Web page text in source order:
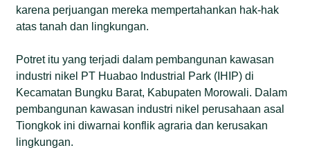
karena perjuangan mereka mempertahankan hak-hak
atas tanah dan lingkungan.
Potret itu yang terjadi dalam pembangunan kawasan
industri nikel PT Huabao Industrial Park (IHIP) di
Kecamatan Bungku Barat, Kabupaten Morowali. Dalam
pembangunan kawasan industri nikel perusahaan asal
Tiongkok ini diwarnai konflik agraria dan kerusakan
lingkungan.